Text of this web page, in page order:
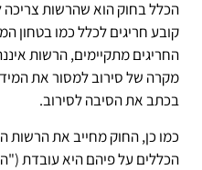
הכלל בחוק הוא שהרשות
קובע חריגים לכלל כמו בטחון
החריגים מתקיימים, הרשות
מקרה של סירוב למסור את
בכתב את הסיבה לסירוב.
כמו כן, החוק מחייב את הרשות
הכללים על פיהם היא עובדת